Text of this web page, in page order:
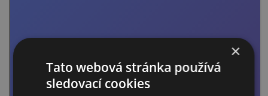
×
Tato webová stránka používá
sledovací cookies